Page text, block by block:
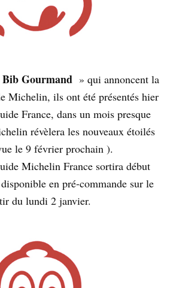
Bib Gourmand » qui annoncent la
Michelin, ils ont été présentés hier
France, dans un mois presque
révèlera les nouveaux étoilés
le 9 février prochain ).
Michelin France sortira début
en pré-commande sur le
du lundi 2 janvier.